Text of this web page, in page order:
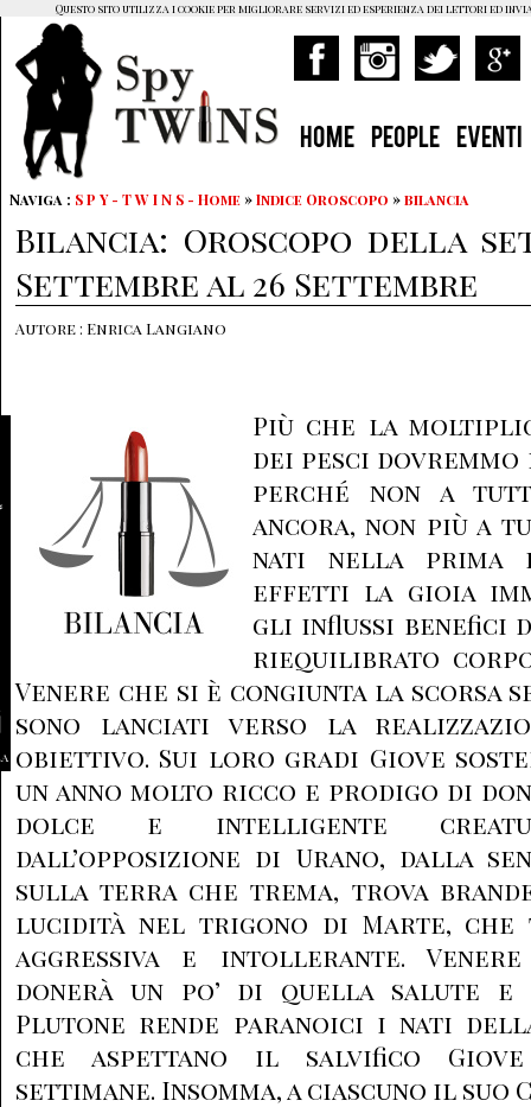
HOME PEOPLE EVENTI
Naviga : S P Y - T W I N S - Home »Indice Oroscopo »bilancia
Bilancia: Oroscopo della
Settembre al 26 Settembre
Autore : Enrica Langiano
Più che la
dei pesci
perché non a
ancora, non più a
nati nella prima
effetti la gioia
gli influssi benefici
riequilibrato
Venere che si è congiunta la scorsa
sono lanciati verso la
obiettivo. Sui loro gradi Giove
un anno molto ricco e prodigo di
dolce e intelligente
dall’opposizione di Urano, dalla
sulla terra che trema, trova
lucidità nel trigono di Marte, che
aggressiva e intollerante.
donerà un po’ di quella salute e
Plutone rende paranoici i nati della
che aspettano il salvifico
settimane. Insomma, a ciascuno il suo
Questo sito utilizza i cookie per migliorare servizi ed esperienza dei lettori ed